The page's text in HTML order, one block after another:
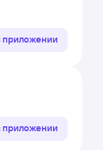
приложении
приложении